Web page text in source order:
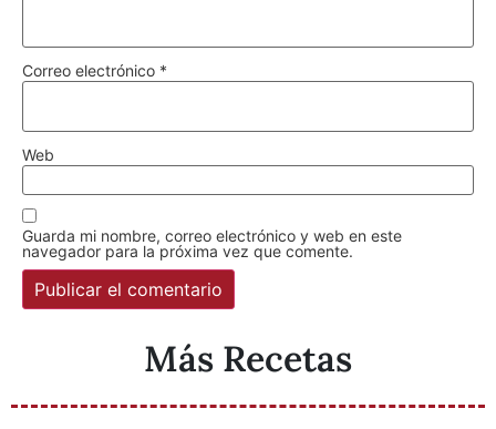
Correo electrónico *
Web
Guarda mi nombre, correo electrónico y web en este
navegador para la próxima vez que comente.
Más Recetas